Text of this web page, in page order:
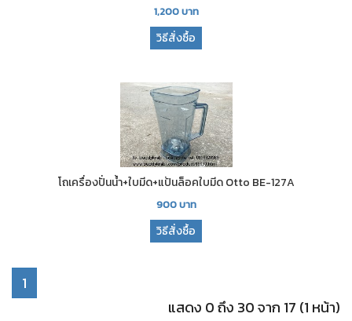
1,200บาท
วิธีสั่งซื้อ
โถเครื่องปั่นน้ำ+ใบมีด+แป้นล็อคใบมีด Otto BE-127A
900บาท
วิธีสั่งซื้อ
1
แสดง 0 ถึง 30 จาก 17 (1 หน้า)